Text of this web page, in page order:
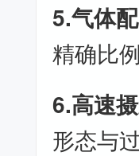
5.气体
精确比
6.高速
形态与